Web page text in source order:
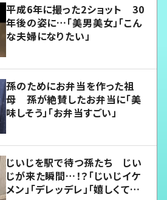
平成6年に撮った2ショット 30
年後の姿に…「美男美女」「こん
な夫婦になりたい」
孫のためにお弁当を作った祖
母 孫が絶賛したお弁当に「美
味しそう」「お弁当すごい」
じいじを駅で待つ孫たち じい
じが来た瞬間…！？「じいじイケ
メン」「デレッデレ」「嬉しくて可